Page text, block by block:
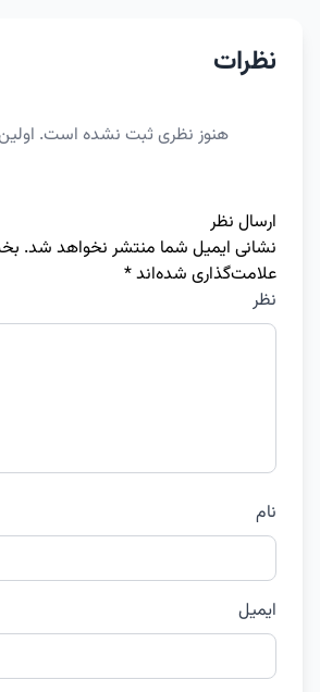
نظرات
هنوز نظری ثبت نشده است.
ارسال نظر
نشانی ایمیل شما منتشر نخواهد شد.
علامت‌گذاری شده‌اند*
نظر
نام
ایمیل